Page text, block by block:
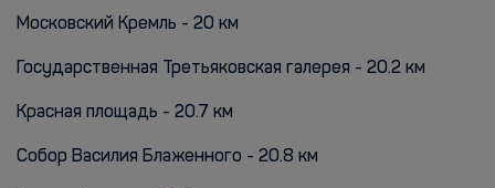
Московский Кремль - 20 км
Государственная Третьяковская галерея - 20.2 км
Красная площадь - 20.7 км
Собор Василия Блаженного - 20.8 км